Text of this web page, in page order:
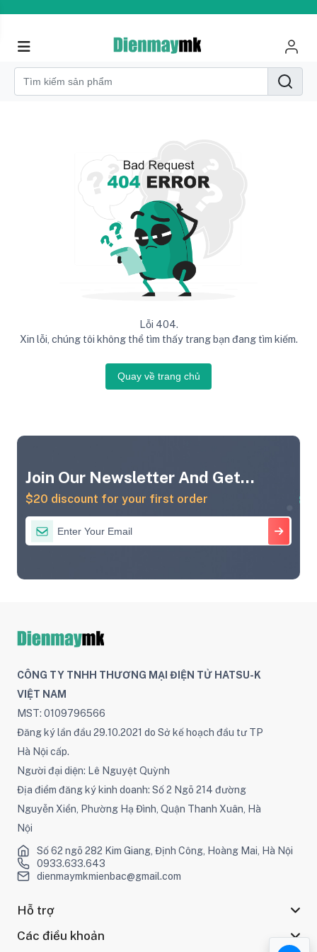
Lỗi 404.
Xin lỗi, chúng tôi không thể tìm thấy trang bạn đang tìm kiếm.
Quay về trang chủ
Join Our Newsletter And Get...
$20 discount for your first order
CÔNG TY TNHH THƯƠNG MẠI ĐIỆN TỬ HATSU-K
VIỆT NAM
MST: 0109796566
Đăng ký lần đầu 29.10.2021 do Sở kế hoạch đầu tư TP
Hà Nội cấp.
Người đại diện: Lê Nguyệt Quỳnh
Địa điểm đăng ký kinh doanh: Số 2 Ngõ 214 đường
Nguyễn Xiển, Phường Hạ Đình, Quận Thanh Xuân, Hà
Nội
Số 62 ngõ 282 Kim Giang, Định Công, Hoàng Mai, Hà Nội
0933.633.643
dienmaymkmienbac@gmail.com
Hỗ trợ
Các điều khoản